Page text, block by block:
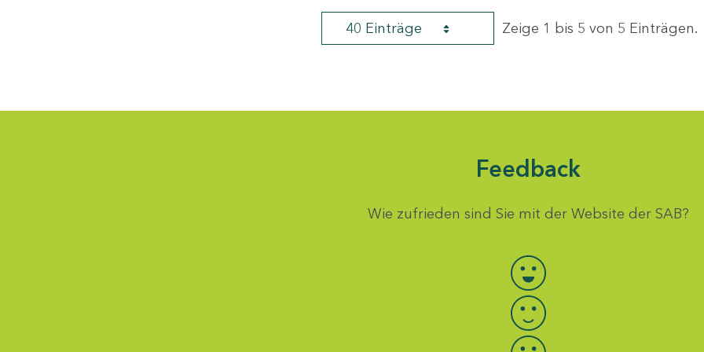
40 Einträge Zeige 1 bis 5 von 5 Einträgen.
Feedback
Wie zufrieden sind Sie mit der Website der SAB?
Bewertung auswählen